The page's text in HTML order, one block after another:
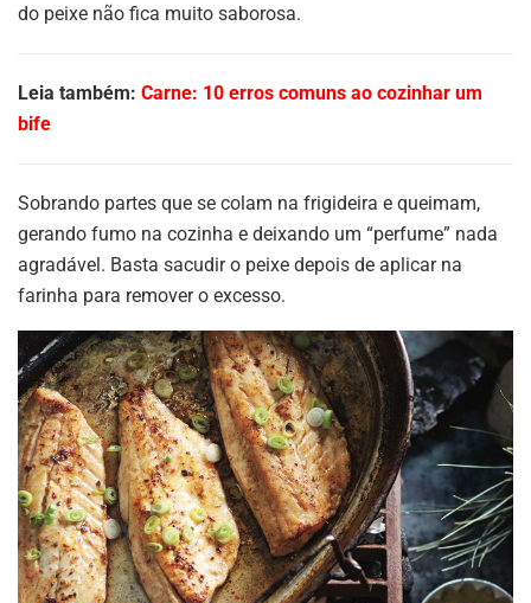
do peixe não fica muito saborosa.
Leia também: Carne: 10 erros comuns ao cozinhar um
bife
Sobrando partes que se colam na frigideira e queimam,
gerando fumo na cozinha e deixando um “perfume” nada
agradável. Basta sacudir o peixe depois de aplicar na
farinha para remover o excesso.